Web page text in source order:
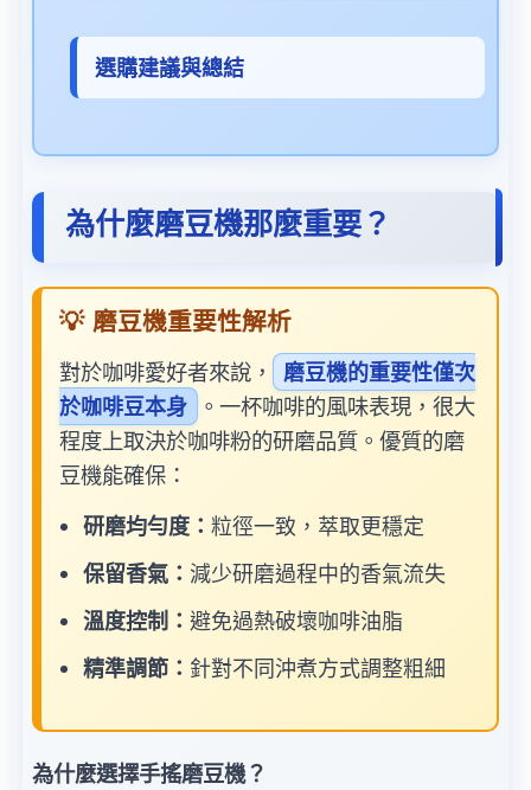
選購建議與總結
為什麼磨豆機那麼重要？
💡 磨豆機重要性解析
對於咖啡愛好者來說，
磨豆機的重要性僅次
於咖啡豆本身
。一杯咖啡的風味表現，很大
程度上取決於咖啡粉的研磨品質。優質的磨
豆機能確保：
研磨均勻度： 粒徑一致，萃取更穩定
保留香氣： 減少研磨過程中的香氣流失
溫度控制： 避免過熱破壞咖啡油脂
精準調節： 針對不同沖煮方式調整粗細
為什麼選擇手搖磨豆機？